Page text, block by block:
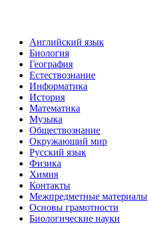
Английский язык
Биология
География
Естествознание
Информатика
История
Математика
Музыка
Обществознание
Окружающий мир
Русский язык
Физика
Химия
Контакты
Межпредметные материалы
Основы грамотности
Биологические науки